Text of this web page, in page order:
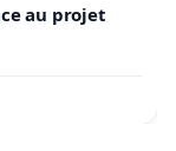
au projet